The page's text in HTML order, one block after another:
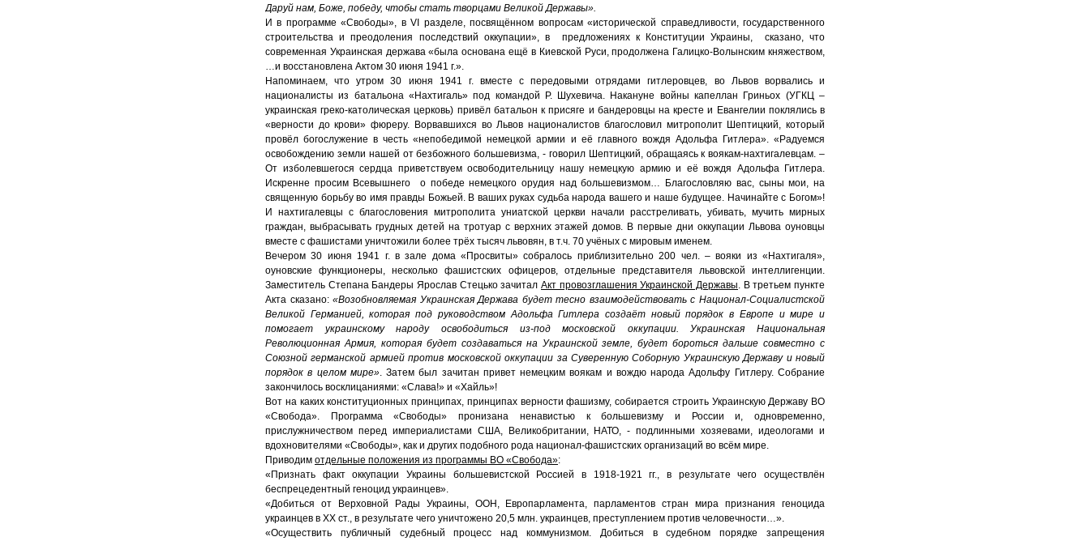
Даруй нам, Боже, победу, чтобы стать творцами Великой Державы».
И в программе «Свободы», в VI разделе, посвящённом вопросам «исторической справедливости, государственного
строительства и преодоления последствий оккупации», в предложениях к Конституции Украины, сказано, что
современная Украинская держава «была основана ещё в Киевской Руси, продолжена Галицко-Волынским княжеством,
…и восстановлена Актом 30 июня 1941 г.».
Напоминаем, что утром 30 июня 1941 г. вместе с передовыми отрядами гитлеровцев, во Львов ворвались и
националисты из батальона «Нахтигаль» под командой Р. Шухевича. Накануне войны капеллан Гриньох (УГКЦ –
украинская греко-католическая церковь) привёл батальон к присяге и бандеровцы на кресте и Евангелии поклялись в
«верности до крови» фюреру. Ворвавшихся во Львов националистов благословил митрополит Шептицкий, который
провёл богослужение в честь «непобедимой немецкой армии и её главного вождя Адольфа Гитлера». «Радуемся
освобождению земли нашей от безбожного большевизма, - говорил Шептицкий, обращаясь к воякам-нахтигалевцам. –
От изболевшегося сердца приветствуем освободительницу нашу немецкую армию и её вождя Адольфа Гитлера.
Искренне просим Всевышнего о победе немецкого орудия над большевизмом… Благословляю вас, сыны мои, на
священную борьбу во имя правды Божьей. В ваших руках судьба народа вашего и наше будущее. Начинайте с Богом»!
И нахтигалевцы с благословения митрополита униатской церкви начали расстреливать, убивать, мучить мирных
граждан, выбрасывать грудных детей на тротуар с верхних этажей домов. В первые дни оккупации Львова оуновцы
вместе с фашистами уничтожили более трёх тысяч львовян, в т.ч. 70 учёных с мировым именем.
Вечером 30 июня 1941 г. в зале дома «Просвиты» собралось приблизительно 200 чел. – вояки из «Нахтигаля»,
оуновские функционеры, несколько фашистских офицеров, отдельные представителя львовской интеллигенции.
Заместитель Степана Бандеры Ярослав Стецько зачитал Акт провозглашения Украинской Державы. В третьем пункте
Акта сказано:«Возобновляемая Украинская Держава будет тесно взаимодействовать с Национал-Социалистской
Великой Германией, которая под руководством Адольфа Гитлера создаёт новый порядок в Европе и мире и
помогает украинскому народу освободиться из-под московской оккупации. Украинская Национальная
Революционная Армия, которая будет создаваться на Украинской земле, будет бороться дальше совместно с
Союзной германской армией против московской оккупации за Суверенную Соборную Украинскую Державу и новый
порядок в целом мире». Затем был зачитан привет немецким воякам и вождю народа Адольфу Гитлеру. Собрание
закончилось восклицаниями: «Слава!» и «Хайль»!
Вот на каких конституционных принципах, принципах верности фашизму, собирается строить Украинскую Державу ВО
«Свобода». Программа «Свободы» пронизана ненавистью к большевизму и России и, одновременно,
прислужничеством перед империалистами США, Великобритании, НАТО, - подлинными хозяевами, идеологами и
вдохновителями «Свободы», как и других подобного рода национал-фашистских организаций во всём мире.
Приводим отдельные положения из программы ВО «Свобода»:
«Признать факт оккупации Украины большевистской Россией в 1918-1921 гг., в результате чего осуществлён
беспрецедентный геноцид украинцев».
«Добиться от Верховной Рады Украины, ООН, Европарламента, парламентов стран мира признания геноцида
украинцев в ХХ ст., в результате чего уничтожено 20,5 млн. украинцев, преступлением против человечности…».
«Осуществить публичный судебный процесс над коммунизмом. Добиться в судебном порядке запрещения